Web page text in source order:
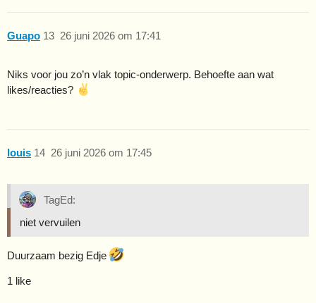
Guapo 26 juni 2026 om 17:41
13
Niks voor jou zo’n vlak topic-onderwerp. Behoefte aan wat
likes/reacties?
louis 26 juni 2026 om 17:45
14
TagEd:
niet vervuilen
Duurzaam bezig Edje
1 like